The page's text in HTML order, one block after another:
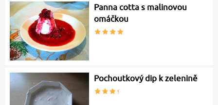
Panna cotta s malinovou
omáčkou
Pochoutkový dip k zelenině